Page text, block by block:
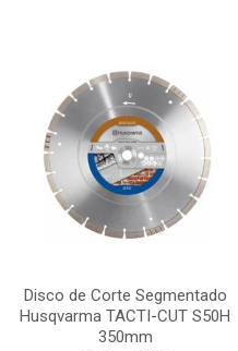
Disco de Corte Segmentado
Husqvarma TACTI-CUT S50H
350mm